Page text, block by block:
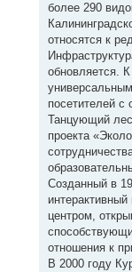
более 290
относятся к
обновляется.
посетителей с
Танцующий лес
проекта
Созданный в
центром,
отношения к
В 2000 году